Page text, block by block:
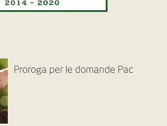
Proroga per le domande Pac